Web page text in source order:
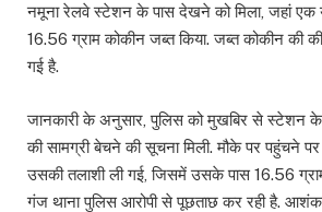
नमूना रेलवे स्टेशन के पास देखने को मिला, जहां
16.56 ग्राम कोकीन जब्त किया. जब्त कोकीन की
गई है.
जानकारी के अनुसार, पुलिस को मुखबिर से स्टेशन
की सामग्री बेचने की सूचना मिली. मौके पर पहुंचने
उसकी तलाशी ली गई, जिसमें उसके पास 16.56
गंज थाना पुलिस आरोपी से पूछताछ कर रही है.